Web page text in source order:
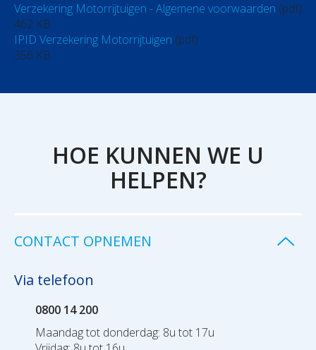
Verzekering Motorrijtuigen - Algemene voorwaarden (pdf)
462 KB
IPID Verzekering Motorrijtuigen (pdf)
356 KB
HOE KUNNEN WE U
HELPEN?
CONTACT OPNEMEN
Via telefoon
0800 14 200
Maandag tot donderdag: 8u tot 17u